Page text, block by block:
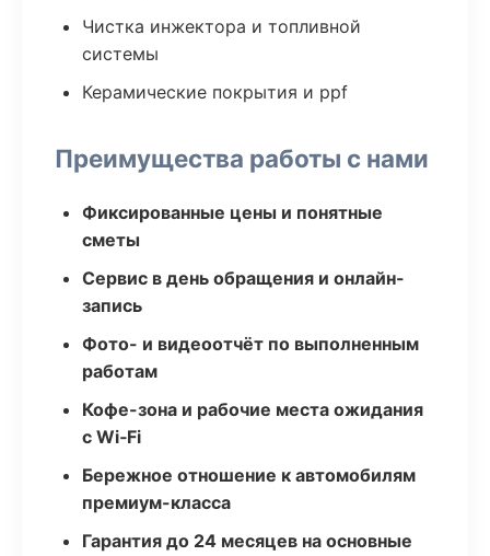
Чистка инжектора и топливной
системы
Керамические покрытия и ppf
Преимущества работы с нами
Фиксированные цены и понятные
сметы
Сервис в день обращения и онлайн-
запись
Фото- и видеоотчёт по выполненным
работам
Кофе-зона и рабочие места ожидания
с Wi‑Fi
Бережное отношение к автомобилям
премиум-класса
Гарантия до 24 месяцев на основные